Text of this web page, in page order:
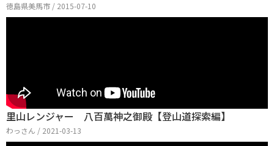
徳島県美馬市 / 2015-07-10
里山レンジャー 八百萬神之御殿【登山道探索編】
わっさん / 2021-03-13